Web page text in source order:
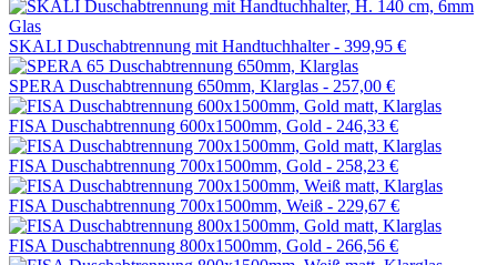
SKALI Duschabtrennung mit Handtuchhalter - 399,95 €
SPERA Duschabtrennung 650mm, Klarglas - 257,00 €
FISA Duschabtrennung 600x1500mm, Gold - 246,33 €
FISA Duschabtrennung 700x1500mm, Gold - 258,23 €
FISA Duschabtrennung 700x1500mm, Weiß - 229,67 €
FISA Duschabtrennung 800x1500mm, Gold - 266,56 €